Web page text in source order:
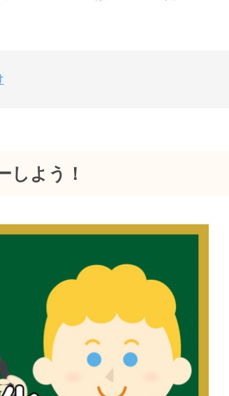
しよう！